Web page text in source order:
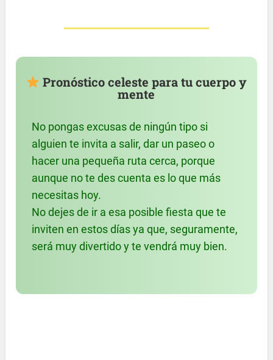
Pronóstico celeste para tu cuerpo y
mente
No pongas excusas de ningún tipo si
alguien te invita a salir, dar un paseo o
hacer una pequeña ruta cerca, porque
aunque no te des cuenta es lo que más
necesitas hoy.
No dejes de ir a esa posible fiesta que te
inviten en estos días ya que, seguramente,
será muy divertido y te vendrá muy bien.